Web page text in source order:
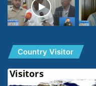
Country Visitor